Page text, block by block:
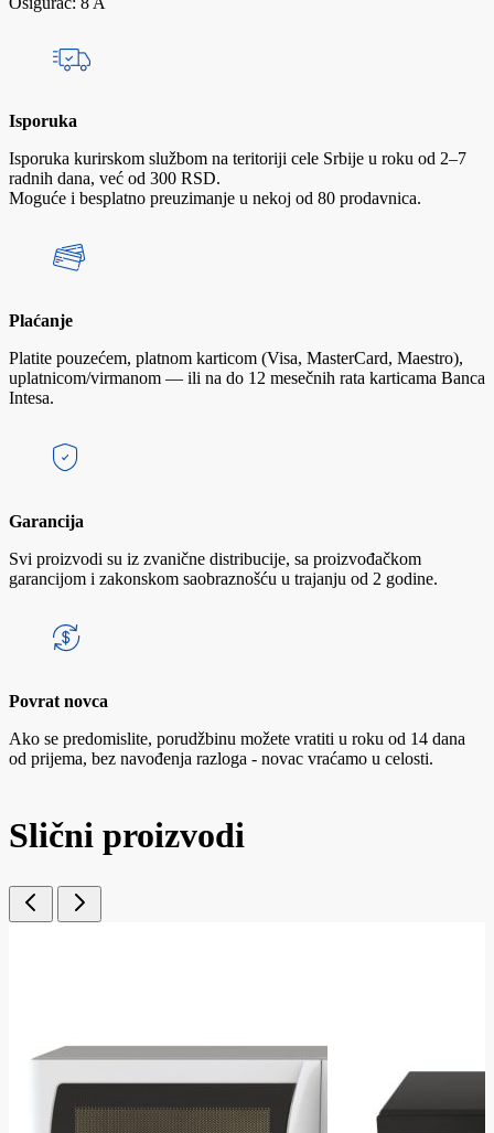
Isporuka
Isporuka kurirskom službom na teritoriji cele Srbije u roku od 2–7
radnih dana, već od 300 RSD.
Moguće i besplatno preuzimanje u nekoj od 80 prodavnica.
Plaćanje
Platite pouzećem, platnom karticom (Visa, MasterCard, Maestro),
uplatnicom/virmanom — ili na do 12 mesečnih rata karticama Banca
Intesa.
Garancija
Svi proizvodi su iz zvanične distribucije, sa proizvođačkom
garancijom i zakonskom saobraznošću u trajanju od 2 godine.
Povrat novca
Ako se predomislite, porudžbinu možete vratiti u roku od 14 dana
od prijema, bez navođenja razloga - novac vraćamo u celosti.
Slični proizvodi